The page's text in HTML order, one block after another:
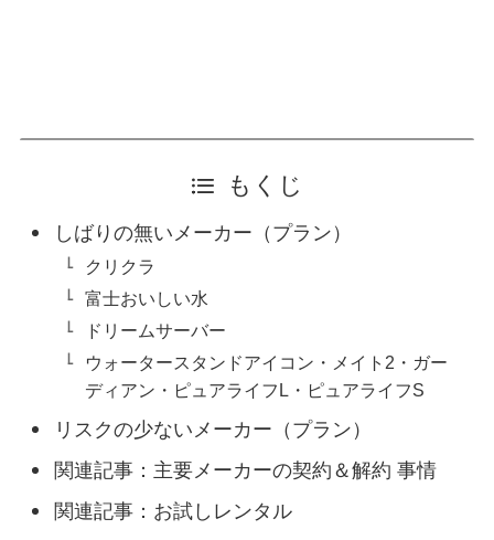
もくじ
しばりの無いメーカー（プラン）
クリクラ
富士おいしい水
ドリームサーバー
ウォータースタンドアイコン・メイト2・ガー
ディアン・ピュアライフL・ピュアライフS
リスクの少ないメーカー（プラン）
関連記事：主要メーカーの契約＆解約 事情
関連記事：お試しレンタル